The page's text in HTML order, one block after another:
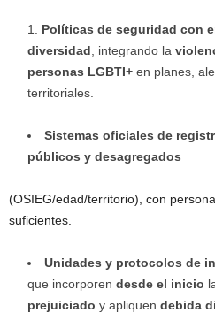
Políticas de seguridad con
diversidad , integrando la
personas LGBTI+ en planes,
territoriales.
Sistemas oficiales de
públicos y desagregados
(OSIEG/edad/territorio), con
suficientes.
Unidades y protocolos de
que incorporen desde el inicio
prejuiciado y apliquen debida